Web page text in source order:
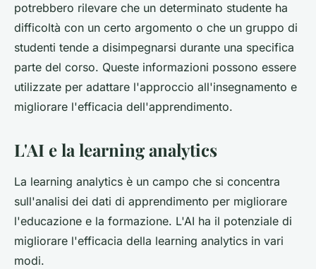
potrebbero rilevare che un determinato studente ha
difficoltà con un certo argomento o che un gruppo di
studenti tende a disimpegnarsi durante una specifica
parte del corso. Queste informazioni possono essere
utilizzate per adattare l'approccio all'insegnamento e
migliorare l'efficacia dell'apprendimento.
L'AI e la learning analytics
La learning analytics è un campo che si concentra
sull'analisi dei dati di apprendimento per migliorare
l'educazione e la formazione. L'AI ha il potenziale di
migliorare l'efficacia della learning analytics in vari
modi.